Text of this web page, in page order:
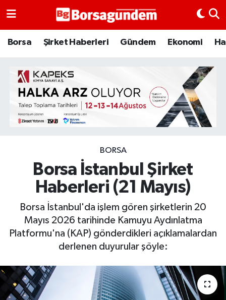
Borsa Şirket Haberleri Gündem Ekonomi
BORSA
Borsa İstanbul Şirket
Haberleri (21 Mayıs)
Borsa İstanbul'da işlem gören şirketlerin 20
Mayıs 2026 tarihinde Kamuyu Aydınlatma
Platformu'na (KAP) gönderdikleri açıklamalardan
derlenen duyurular şöyle:
Borsa
Emtia
Galeri
Bitcoin
Şirket Haberleri
Borsa Gundem
BIST 100 Isı Haritası
Coin Isı Haritası
Ekonomik Takvim